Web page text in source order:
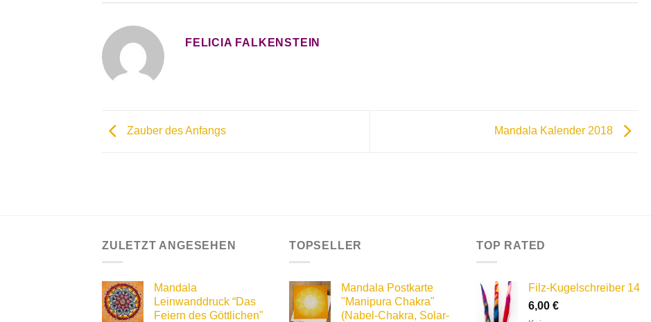
FELICIA FALKENSTEIN
Zauber des Anfangs Mandala Kalender 2018
ZULETZT ANGESEHEN
Mandala
Leinwanddruck “Das
Feiern des Göttlichen"
TOPSELLER
Mandala Postkarte
"Manipura Chakra"
(Nabel-Chakra, Solar-
TOP RATED
Filz-Kugelschreiber 14
6,00 €